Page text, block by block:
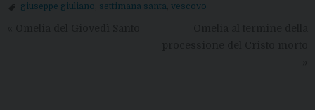
giuseppe giuliano settimana santa vescovo